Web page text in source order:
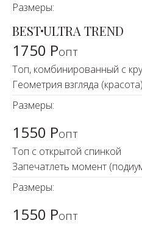
Размеры:
BESTULTRA TREND
1750 Ропт
Топ, комбинированный с
Геометрия взгляда (красота)
Размеры:
1550 Ропт
Топ с открытой спинкой
Запечатлеть момент
Размеры:
1550 Ропт